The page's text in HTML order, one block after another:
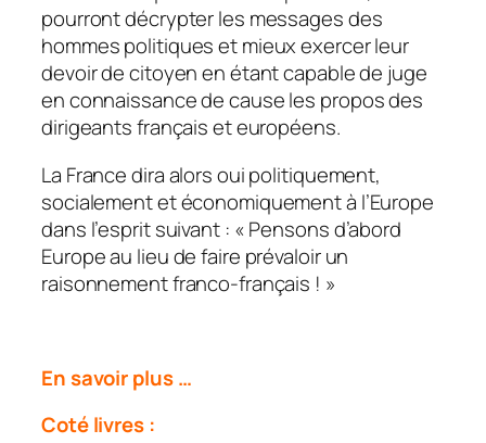
pourront décrypter les messages des
hommes politiques et mieux exercer leur
devoir de citoyen en étant capable de juge
en connaissance de cause les propos des
dirigeants français et européens.
La France dira alors oui politiquement,
socialement et économiquement à l’Europe
dans l’esprit suivant : «Pensons d’abord
Europe au lieu de faire prévaloir un
raisonnement franco-français ! »
En savoir plus …
Coté livres :